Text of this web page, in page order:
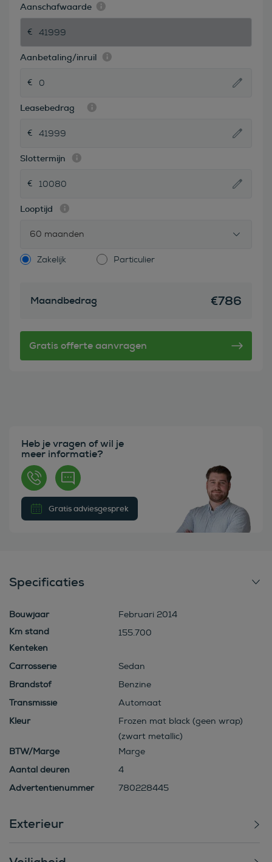
Aanschafwaarde
Aanbetaling/inruil
Leasebedrag
Slottermijn
Looptijd
60 maanden
Zakelijk Particulier
Maandbedrag €786
Heb je vragen of wil je
meer informatie?
Gratis adviesgesprek
Specificaties
Bouwjaar
Februari 2014
155.700
Kenteken
Carrosserie
Sedan
Brandstof
Benzine
Transmissie
Automaat
Kleur
Frozen mat black (geen wrap)
(zwart metallic)
BTW/Marge
Marge
Aantal deuren
4
Advertentienummer
780228445
Exterieur